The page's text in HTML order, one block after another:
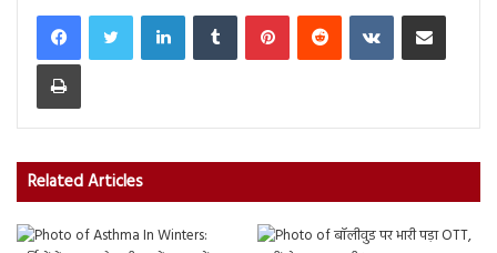
LinkedInTumblr PinterestReddit VKontakteShare via Email
Print
Related Articles